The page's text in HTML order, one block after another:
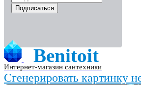
Подписаться
Benitoit
Интернет-магазин сантехники
Сгенерировать картинку